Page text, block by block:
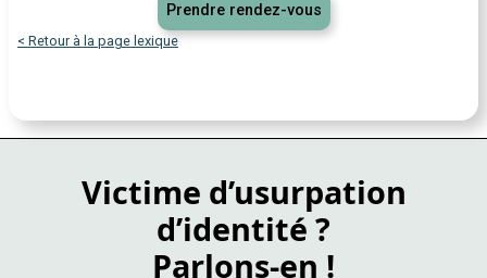
Prendre rendez-vous
< Retour à la page lexique
Victime d’usurpation
d’identité ?
Parlons-en !